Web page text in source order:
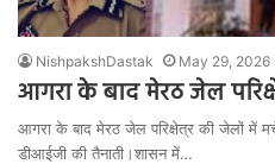
NishpakshDastak May 29, 2026
आगरा के बाद मेरठ जेल
आगरा के बाद मेरठ जेल परिक्षेत्र की जेलों में
डीआईजी की तैनाती।शासन में…